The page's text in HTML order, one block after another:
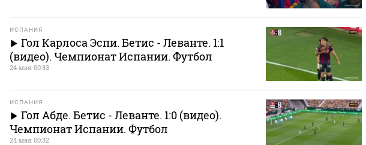
ИСПАНИЯ
Гол Карлоса Эспи. Бетис - Леванте. 1:1
(видео). Чемпионат Испании. Футбол
24 мая 00:33
ИСПАНИЯ
Гол Абде. Бетис - Леванте. 1:0 (видео).
Чемпионат Испании. Футбол
24 мая 00:32